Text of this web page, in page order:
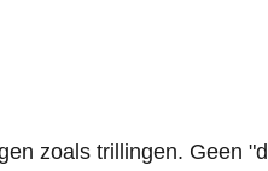
zoals trillingen. Geen